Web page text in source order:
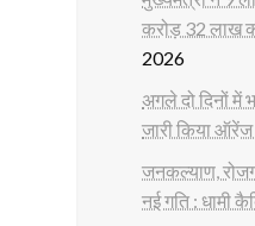
करोड़ 32 लाख
2026
अगले दो दिनों में
जारी किया
जनकल्याण,
नई गति : धामी